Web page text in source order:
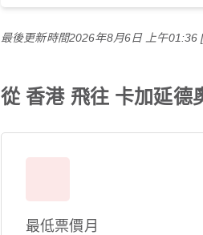
最後更新時間2026年8月6日 上午01:36
從 香港 飛往 卡加延德
最低票價月